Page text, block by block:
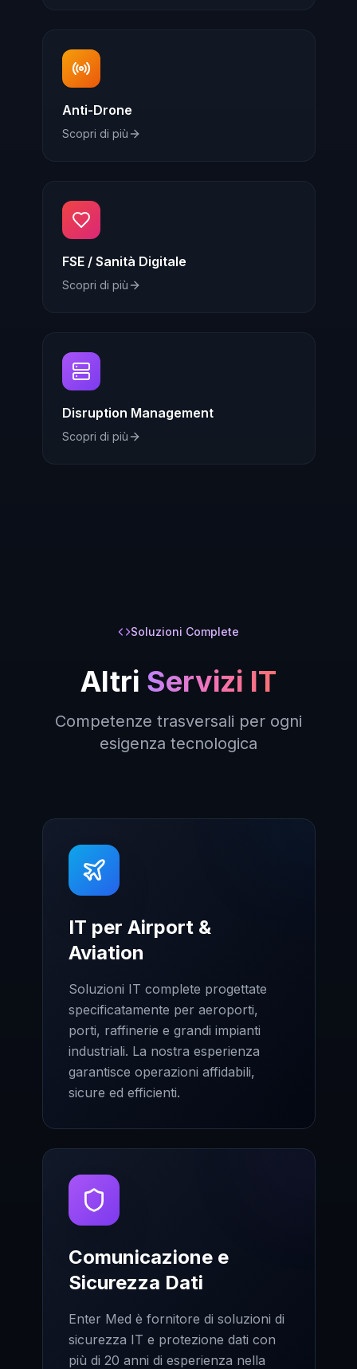
Anti-Drone
Scopri di più
FSE / Sanità Digitale
Scopri di più
Disruption Management
Scopri di più
Soluzioni Complete
Altri Servizi IT
Competenze trasversali per ogni
esigenza tecnologica
IT per Airport &
Aviation
Soluzioni IT complete progettate
specificatamente per aeroporti,
porti, raffinerie e grandi impianti
industriali. La nostra esperienza
garantisce operazioni affidabili,
sicure ed efficienti.
Comunicazione e
Sicurezza Dati
Enter Med è fornitore di soluzioni di
sicurezza IT e protezione dati con
più di 20 anni di esperienza nella